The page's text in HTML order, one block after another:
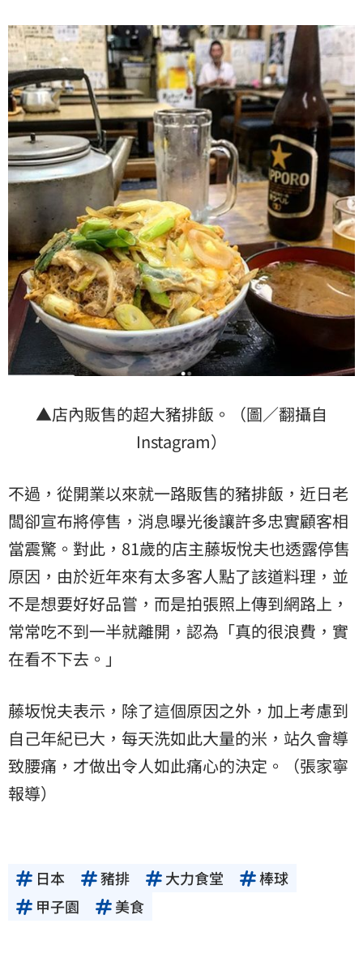
▲店內販售的超大豬排飯。（圖／翻攝自
Instagram）
不過，從開業以來就一路販售的豬排飯，近日老
闆卻宣布將停售，消息曝光後讓許多忠實顧客相
當震驚。對此，81歲的店主藤坂悅夫也透露停售
原因，由於近年來有太多客人點了該道料理，並
不是想要好好品嘗，而是拍張照上傳到網路上，
常常吃不到一半就離開，認為「真的很浪費，實
在看不下去。」
藤坂悅夫表示，除了這個原因之外，加上考慮到
自己年紀已大，每天洗如此大量的米，站久會導
致腰痛，才做出令人如此痛心的決定。（張家寧
報導）
日本 豬排 大力食堂
棒球
甲子園
美食